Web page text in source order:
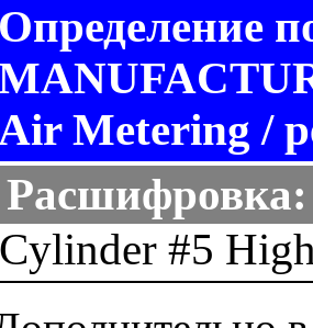
Metering /
Расшифровка:
Cylinder #5